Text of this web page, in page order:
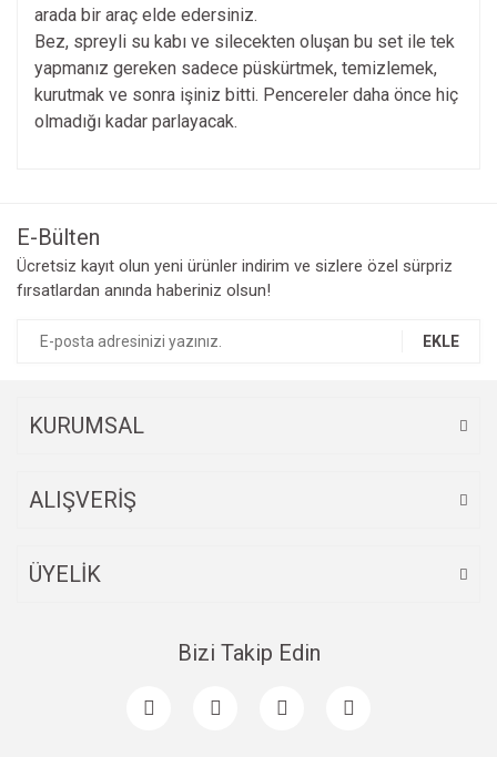
arada bir araç elde edersiniz.
Bez, spreyli su kabı ve silecekten oluşan bu set ile tek
yapmanız gereken sadece püskürtmek, temizlemek,
kurutmak ve sonra işiniz bitti. Pencereler daha önce hiç
olmadığı kadar parlayacak.
E-Bülten
Ücretsiz kayıt olun yeni ürünler indirim ve sizlere özel sürpriz
fırsatlardan anında haberiniz olsun!
EKLE
KURUMSAL
ALIŞVERİŞ
ÜYELİK
Bizi Takip Edin